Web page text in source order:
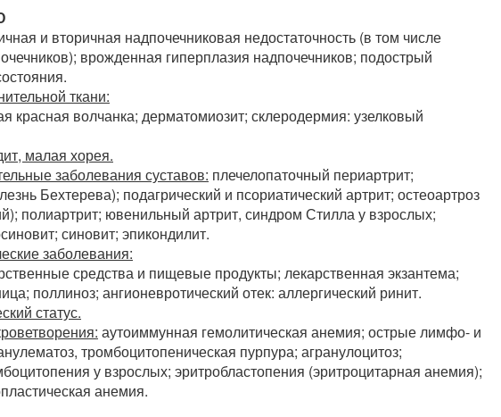
и вторичная надпочечниковая недостаточность (в том числе
врожденная гиперплазия надпочечников; подострый
ткани:
красная волчанка; дерматомиозит; склеродермия: узелковый
малая хорея.
заболевания суставов: плечелопаточный периартрит;
Бехтерева); подагрический и псориатический артрит; остеоартроз
полиартрит; ювенильный артрит, синдром Стилла у взрослых;
синовит; эпикондилит.
заболевания:
средства и пищевые продукты; лекарственная экзантема;
поллиноз; ангионевротический отек: аллергический ринит.
статус.
аутоиммунная гемолитическая анемия; острые лимфо- и
тромбоцитопеническая пурпура; агранулоцитоз;
у взрослых; эритробластопения (эритроцитарная анемия);
анемия.